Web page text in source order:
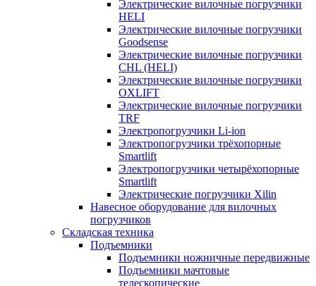
Электрические вилочные погрузчики
HELI
Электрические вилочные погрузчики
Goodsense
Электрические вилочные погрузчики
CHL (HELI)
Электрические вилочные погрузчики
OXLIFT
Электрические вилочные погрузчики
TRF
Электропогрузчики Li-ion
Электропогрузчики трёхопорные
Smartlift
Электропогрузчики четырёхопорные
Smartlift
Электрические погрузчики Xilin
Навесное оборудование для вилочных
погрузчиков
Складская техника
Подъемники
Подъемники ножничные передвижные
Подъемники мачтовые
телескопические